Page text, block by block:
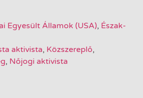
Egyesült Államok (USA), Észak-
aktivista, Közszereplő,
, Nőjogi aktivista